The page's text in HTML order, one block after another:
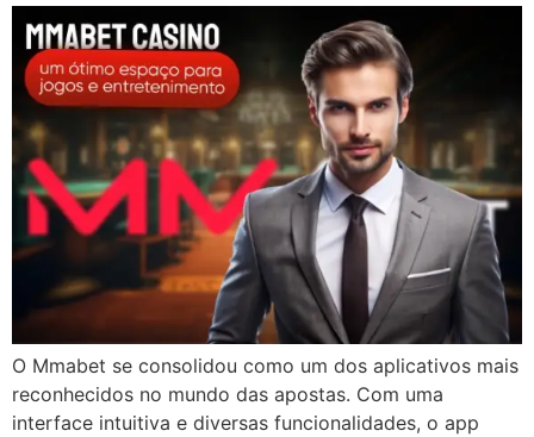
O Mmabet se consolidou como um dos aplicativos mais
reconhecidos no mundo das apostas. Com uma
interface intuitiva e diversas funcionalidades, o app